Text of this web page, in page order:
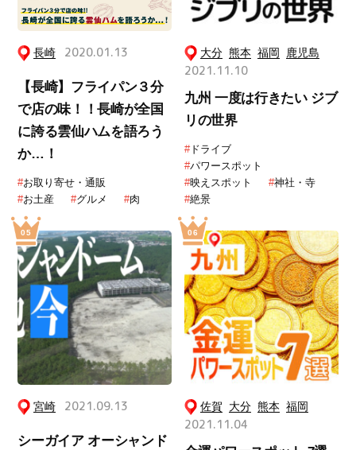
長崎 2020.01.13
【長崎】フライパン３分
で店の味！！長崎が全国
に誇る雲仙ハムを語ろう
か…！
#お取り寄せ・通販
#お土産 #グルメ #肉
大分 熊本 福岡 鹿児島
2021.11.10
九州 一度は行きたい ジブ
リの世界
#ドライブ
#パワースポット
#映えスポット #神社・寺
#絶景
宮崎 2021.09.13
シーガイア オーシャンド
佐賀 大分 熊本 福岡
2021.11.04